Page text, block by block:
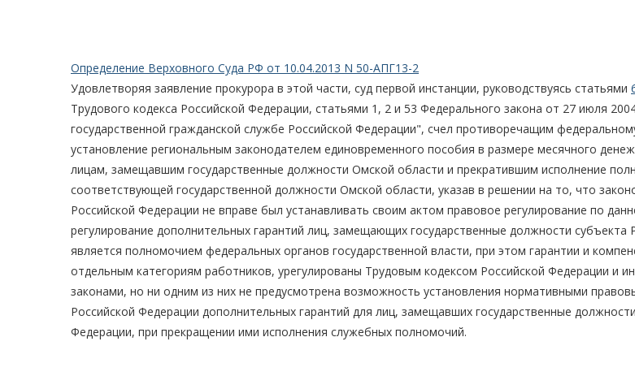
Определение Верховного Суда РФ от 10.04.2013 N 50-АПГ13-2
Удовлетворяя заявление прокурора в этой части, суд первой инстанции, руководствуясь статьями
Трудового кодекса Российской Федерации, статьями 1, 2 и 53 Федерального закона от 27 июля
государственной гражданской службе Российской Федерации", счел противоречащим
установление региональным законодателем единовременного пособия в размере месячного
лицам, замещавшим государственные должности Омской области и прекратившим исполнение
соответствующей государственной должности Омской области, указав в решении на то, что
Российской Федерации не вправе был устанавливать своим актом правовое регулирование по
регулирование дополнительных гарантий лиц, замещающих государственные должности субъекта
является полномочием федеральных органов государственной власти, при этом гарантии и
отдельным категориям работников, урегулированы Трудовым кодексом Российской Федерации и
законами, но ни одним из них не предусмотрена возможность установления нормативными
Российской Федерации дополнительных гарантий для лиц, замещавших государственные
Федерации, при прекращении ими исполнения служебных полномочий.